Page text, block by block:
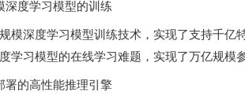
深度学习模型的训练
模深度学习模型训练技术，实现了支持千
学习模型的在线学习难题，实现了万亿规模
署的高性能推理引擎